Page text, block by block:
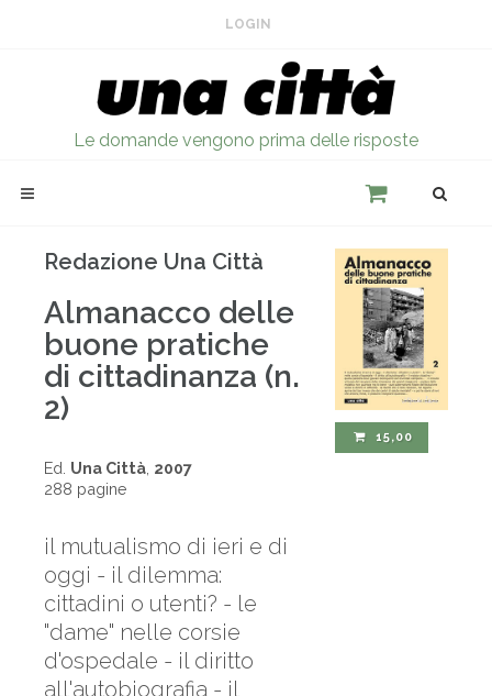
LOGIN
Le domande vengono prima delle risposte
Redazione Una Città
Almanacco delle
buone pratiche
di cittadinanza (n.
2)
Ed. Una Città 2007
288 pagine
il mutualismo di ieri e di
oggi - il dilemma:
cittadini o utenti? - le
"dame" nelle corsie
d'ospedale - il diritto
all'autobiografia - il
15,00